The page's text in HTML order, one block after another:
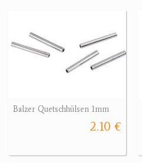
Balzer Quetschhülsen 1mm
2.10 €